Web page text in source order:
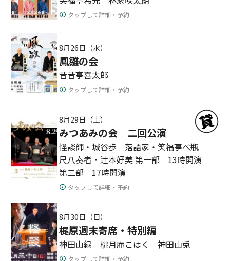
タップして詳細・予約
8月26日（水）
鳳雛の会
昔昔亭喜太郎
タップして詳細・予約
8月29日（土）
みつあみの会 二回公演
怪談師・城谷歩 落語家・笑福亭べ瓶
尺八奏者・辻本好美 第一部 13時開演
第二部 17時開演
タップして詳細・予約
8月30日（日）
梶原週末寄席・特別編
神田山緑 桃月庵こはく 神田山兎
タップして詳細・予約